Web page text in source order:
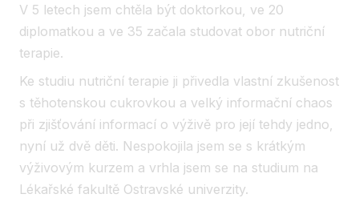
V 5 letech jsem chtěla být doktorkou, ve 20
diplomatkou a ve 35 začala studovat obor nutriční
terapie.
Ke studiu nutriční terapie ji přivedla vlastní zkušenost
s těhotenskou cukrovkou a velký informační chaos
při zjišťování informací o výživě pro její tehdy jedno,
nyní už dvě děti. Nespokojila jsem se s krátkým
výživovým kurzem a vrhla jsem se na studium na
Lékařské fakultě Ostravské univerzity.